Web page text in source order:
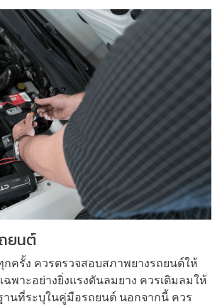
ยนต์
ครั้ง ควรตรวจสอบสภาพยางรถยนต์ให้
ฉพาะอย่างยิ่งแรงดันลมยาง ควรเติมลมให้
านที่ระบุในคู่มือรถยนต์ นอกจากนี้ ควร